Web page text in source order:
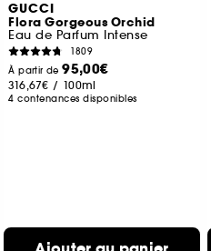
GUCCI
Flora Gorgeous Orchid
Eau de Parfum Intense
1809
À partir de95,00€
316,67€ / 100ml
4 contenances disponibles